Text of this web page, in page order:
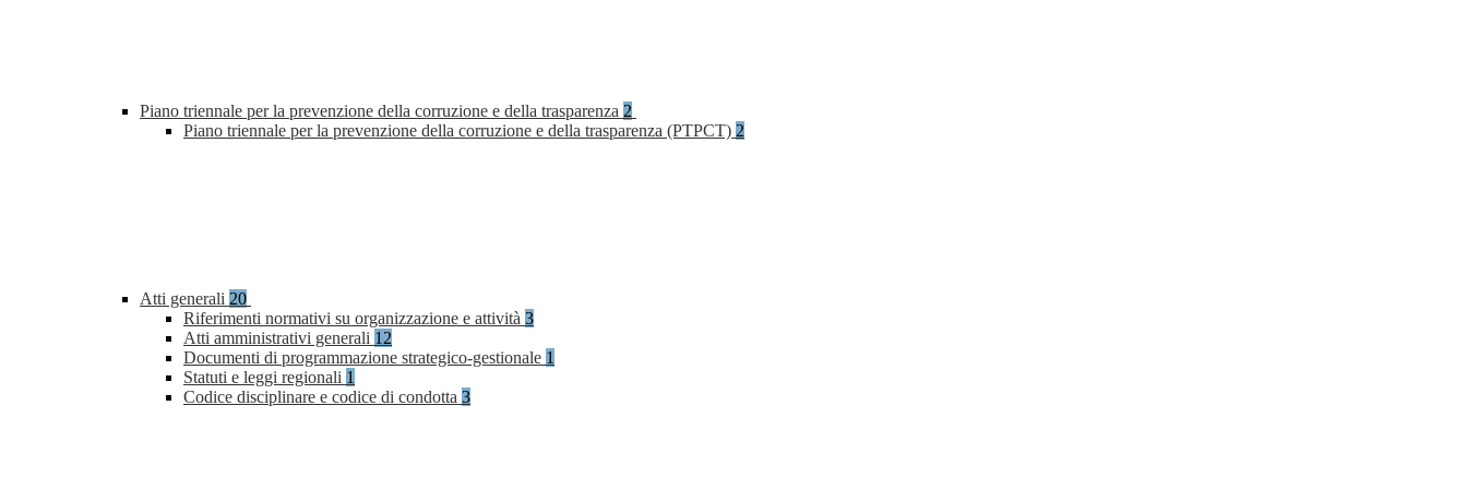
Piano triennale per la prevenzione della corruzione e della trasparenza 2
Piano triennale per la prevenzione della corruzione e della trasparenza (PTPCT) 2
Atti generali 20
Riferimenti normativi su organizzazione e attività 3
Atti amministrativi generali 12
Documenti di programmazione strategico-gestionale 1
Statuti e leggi regionali 1
Codice disciplinare e codice di condotta 3